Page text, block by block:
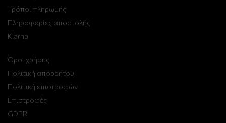
Τρόποι πληρωμής
Πληροφορίες αποστολής
Klarna
Όροι χρήσης
Πολιτική απορρήτου
Πολιτική επιστροφών
Επιστροφές
GDPR